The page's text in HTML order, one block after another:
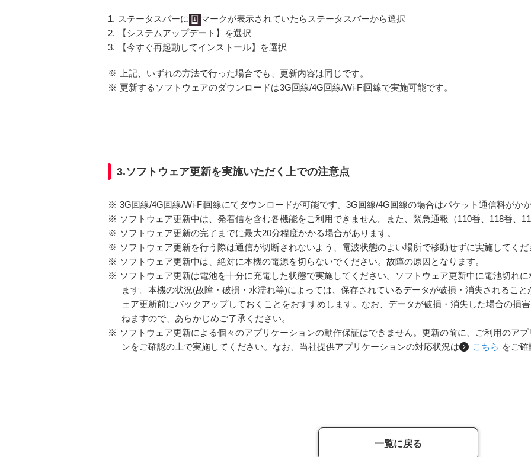
1. ステータスバーに
マークが表示されていたらステータスバーから選択
2.
【システムアップデート】を選択
3.
【今すぐ再起動してインストール】を選択
※
上記、いずれの方法で行った場合でも、更新内容は同じです。
※ 更新するソフトウェアのダウンロードは3G回線/4G回線/Wi-Fi回線で実施可能です。
3.ソフトウェア更新を実施いただく上での注意点
※ 3G回線/4G回線/Wi-Fi回線にてダウンロードが可能です。3G回線/4G回線の場合はパケット通信料がか
※ ソフトウェア更新中は、発着信を含む各機能をご利用できません。また、緊急通報（110番、118番、
※ ソフトウェア更新の完了までに最大20分程度かかる場合があります。
※ ソフトウェア更新を行う際は通信が切断されないよう、電波状態のよい場所で移動せずに実施してくだ
※ ソフトウェア更新中は、絶対に本機の電源を切らないでください。故障の原因となります。
※ ソフトウェア更新は電池を十分に充電した状態で実施してください。ソフトウェア更新中に電池切れ
ます。本機の状況(故障・破損・水濡れ等)によっては、保存されているデータが破損・消失されるこ
ェア更新前にバックアップしておくことをおすすめします。なお、データが破損・消失した場合の損
ねますので、あらかじめご了承ください。
※ ソフトウェア更新による個々のアプリケーションの動作保証はできません。更新の前に、ご利用のア
ンをご確認の上で実施してください。なお、当社提供アプリケーションの対応状況は
こちら をご
一覧に戻る